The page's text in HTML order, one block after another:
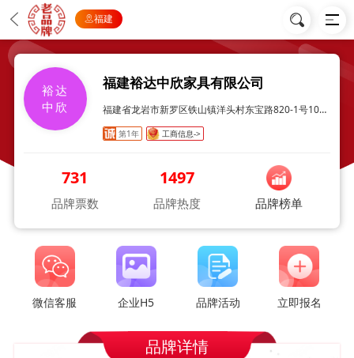
福建
裕达
中欣
福建裕达中欣家具有限公司
福建省龙岩市新罗区铁山镇洋头村东宝路820-1号101室
第1年 工商信息->
731
品牌票数
1497
品牌热度 品牌榜单
微信客服 企业H5 品牌活动 立即报名
品牌详情